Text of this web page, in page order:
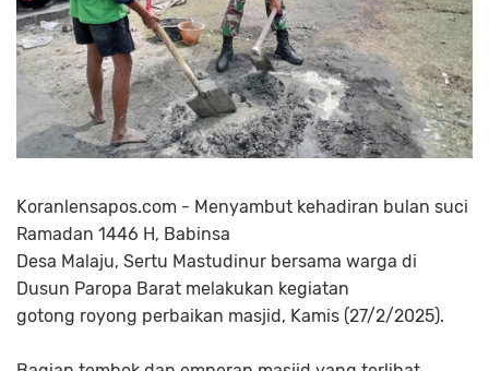
Koranlensapos.com - Menyambut kehadiran bulan suci
Ramadan 1446 H, Babinsa
Desa Malaju, Sertu Mastudinur bersama warga di
Dusun Paropa Barat melakukan kegiatan
gotong royong perbaikan masjid, Kamis (27/2/2025).